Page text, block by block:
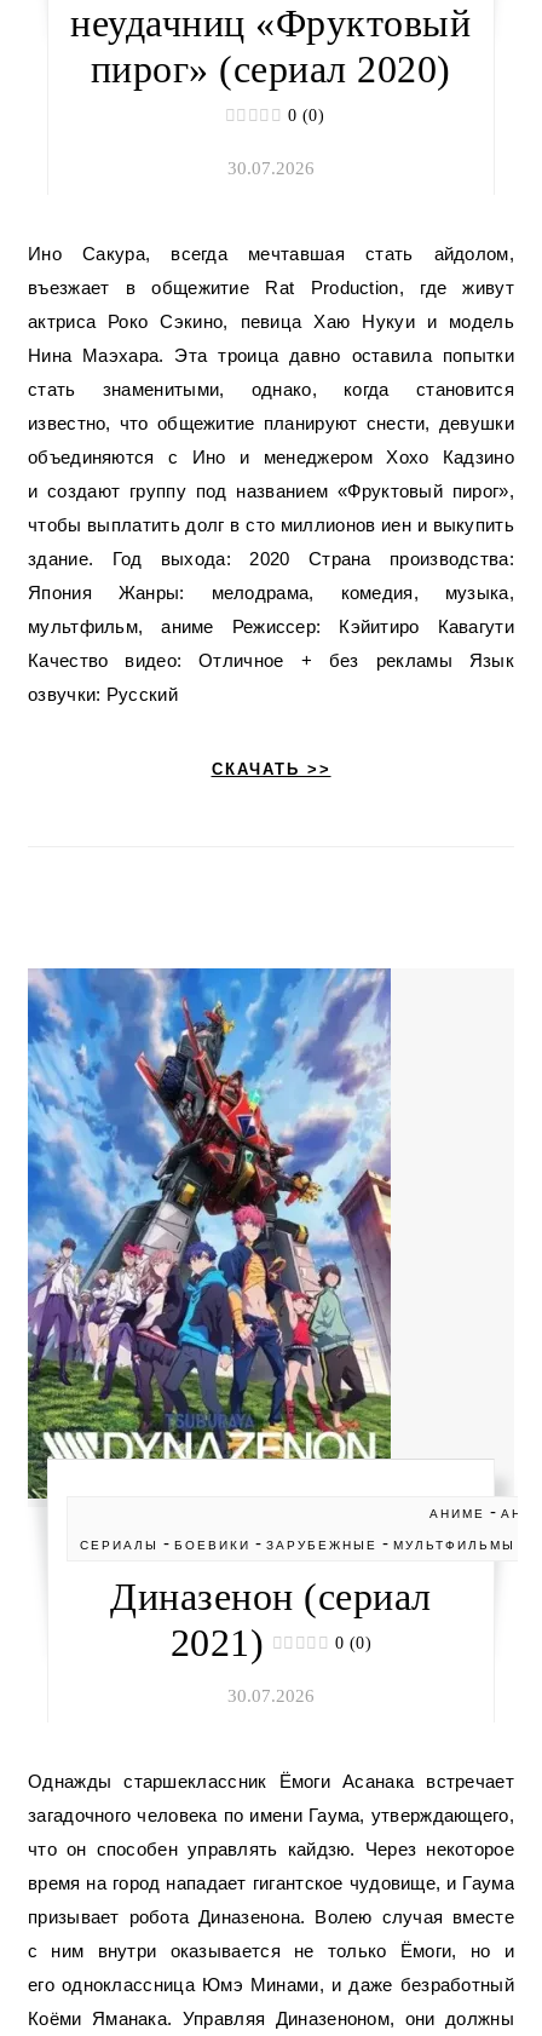
неудачниц «Фруктовый
пирог» (сериал 2020)
0 (0)
30.07.2026
Ино Сакура, всегда мечтавшая стать айдолом,
въезжает в общежитие Rat Production, где живут
актриса Роко Сэкино, певица Хаю Нукуи и модель
Нина Маэхара. Эта троица давно оставила попытки
стать знаменитыми, однако, когда становится
известно, что общежитие планируют снести, девушки
объединяются с Ино и менеджером Хохо Кадзино
и создают группу под названием «Фруктовый пирог»,
чтобы выплатить долг в сто миллионов иен и выкупить
здание. Год выхода: 2020 Страна производства:
Япония Жанры: мелодрама, комедия, музыка,
мультфильм, аниме Режиссер: Кэйитиро Кавагути
Качество видео: Отличное + без рекламы Язык
озвучки: Русский
СКАЧАТЬ >>
АНИМЕ -
СЕРИАЛЫ -БОЕВИКИ -ЗАРУБЕЖНЫЕ -МУЛЬТФИЛЬМЫ
Диназенон (сериал
2021)
0 (0)
30.07.2026
Однажды старшеклассник Ёмоги Асанака встречает
загадочного человека по имени Гаума, утверждающего,
что он способен управлять кайдзю. Через некоторое
время на город нападает гигантское чудовище, и Гаума
призывает робота Диназенона. Волею случая вместе
с ним внутри оказывается не только Ёмоги, но и
его одноклассница Юмэ Минами, и даже безработный
Коёми Яманака. Управляя Диназеноном, они должны